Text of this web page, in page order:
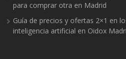
para comprar otra en Madrid
Guía de precios y ofertas 2×1 en
inteligencia artificial en Oidox